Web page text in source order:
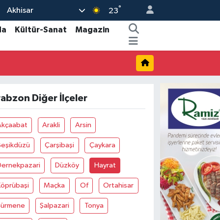
Akhisar 23°
Kültür-Sanat
Magazin
Diğer İlçeler
Arakli Arsin
Çarşibaşi Çaykara
Düzköy Hayrat
Maçka Of Ortahisar
Şalpazari Tonya